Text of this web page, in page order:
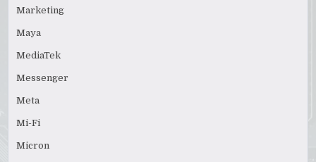
Marketing
Maya
MediaTek
Messenger
Meta
Mi-Fi
Micron